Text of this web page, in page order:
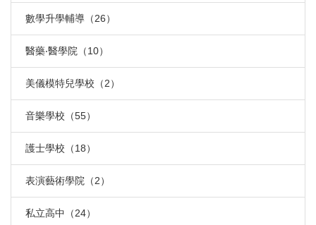
數學升學輔導（26）
醫藥‧醫學院（10）
美儀模特兒學校（2）
音樂學校（55）
護士學校（18）
表演藝術學院（2）
私立高中（24）